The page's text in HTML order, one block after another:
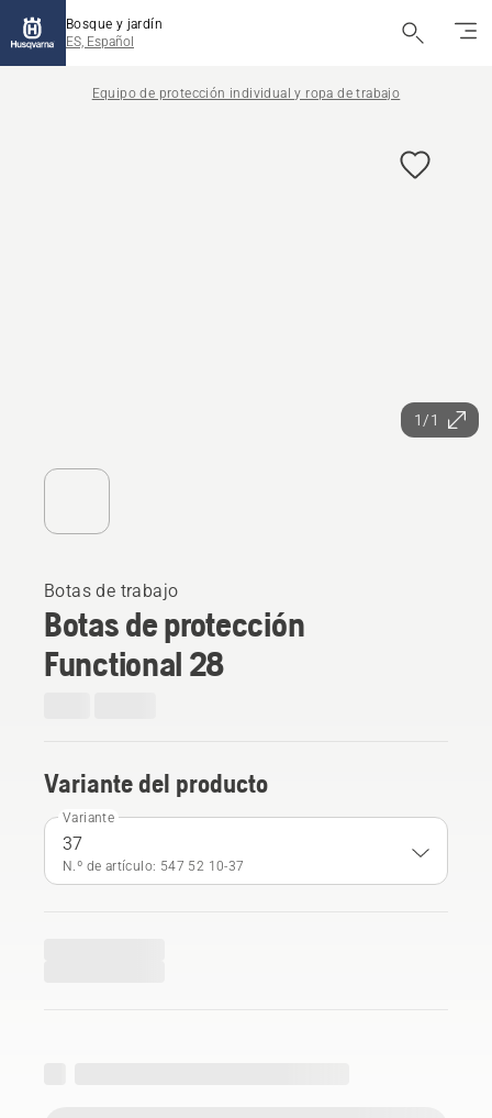
Bosque y jardín
ES, Español
Equipo de protección individual y ropa de trabajo
1/1
Botas de trabajo
Botas de protección
Functional 28
Variante del producto
Variante
37
N.º de artículo: 547 52 10‑37